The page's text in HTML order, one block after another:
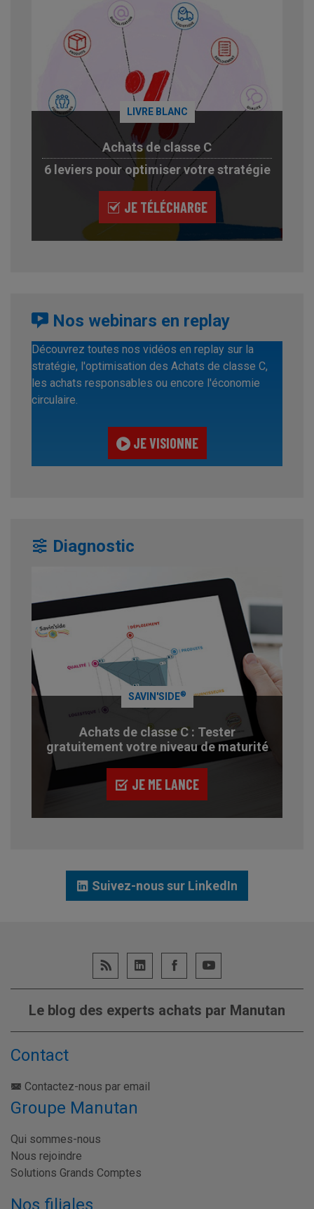
LIVRE BLANC
Achats de classe C
6 leviers pour optimiser votre stratégie
JE TÉLÉCHARGE
Nos webinars en replay
Découvrez toutes nos vidéos en replay sur la
stratégie, l'optimisation des Achats de classe C,
les achats responsables ou encore l'économie
circulaire.
JE VISIONNE
Diagnostic
SAVIN'SIDE®
Achats de classe C : Tester
gratuitement votre niveau de maturité
JE ME LANCE
Suivez-nous sur LinkedIn
Le blog des experts achats par Manutan
Contact
Contactez-nous par email
Groupe Manutan
Qui sommes-nous
Nous rejoindre
Solutions Grands Comptes
Nos filiales